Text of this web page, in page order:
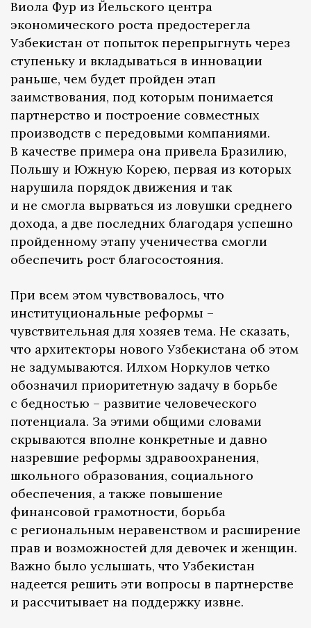
Виола Фур из Йельского центра
экономического роста предостерегла
Узбекистан от попыток перепрыгнуть через
ступеньку и вкладываться в инновации
раньше, чем будет пройден этап
заимствования, под которым понимается
партнерство и построение совместных
производств с передовыми компаниями.
В качестве примера она привела Бразилию,
Польшу и Южную Корею, первая из которых
нарушила порядок движения и так
и не смогла вырваться из ловушки среднего
дохода, а две последних благодаря успешно
пройденному этапу ученичества смогли
обеспечить рост благосостояния.
При всем этом чувствовалось, что
институциональные реформы –
чувствительная для хозяев тема. Не сказать,
что архитекторы нового Узбекистана об этом
не задумываются. Илхом Норкулов четко
обозначил приоритетную задачу в борьбе
с бедностью – развитие человеческого
потенциала. За этими общими словами
скрываются вполне конкретные и давно
назревшие реформы здравоохранения,
школьного образования, социального
обеспечения, а также повышение
финансовой грамотности, борьба
с региональным неравенством и расширение
прав и возможностей для девочек и женщин.
Важно было услышать, что Узбекистан
надеется решить эти вопросы в партнерстве
и рассчитывает на поддержку извне.